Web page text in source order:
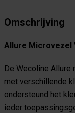
Omschrijving
Allure Microvezel
De Wecoline
met verschillende
ondersteund het
ieder